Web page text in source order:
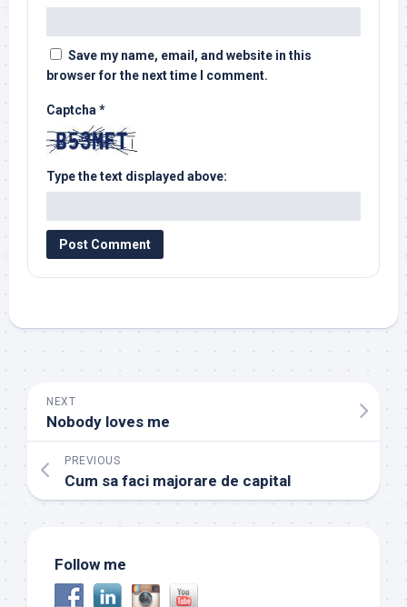
Save my name, email, and website in this
browser for the next time I comment.
Captcha *
Type the text displayed above:
NEXT
Nobody loves me
PREVIOUS
Cum sa faci majorare de capital
Follow me